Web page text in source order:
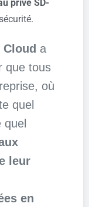
privé SD-
a
que tous
où
quel
quel
leur
en